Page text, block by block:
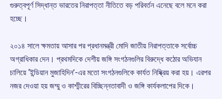
গুরুত্বপূর্ণ সিদ্ধান্ত ভারতের নিরাপত্তা নীতিতে বড় পরিবর্তন এনেছে বলে মনে করা
হচ্ছে।
২০১৪ সালে ক্ষমতায় আসার পর প্রধানমন্ত্রী মোদি জাতীয় নিরাপত্তাকে সর্বোচ্চ
অগ্রাধিকার দেন। প্রথমদিকে দেশীয় জঙ্গি সংগঠনগুলির বিরুদ্ধে কঠোর অভিযান
চালিয়ে ‘ইন্ডিয়ান মুজাহিদিন’-এর মতো সংগঠনগুলিকে কার্যত নিষ্ক্রিয় করা হয়। এরপর
নজর দেওয়া হয় জম্মু ও কাশ্মীরের বিচ্ছিন্নতাবাদী ও জঙ্গি কার্যকলাপের দিকে।